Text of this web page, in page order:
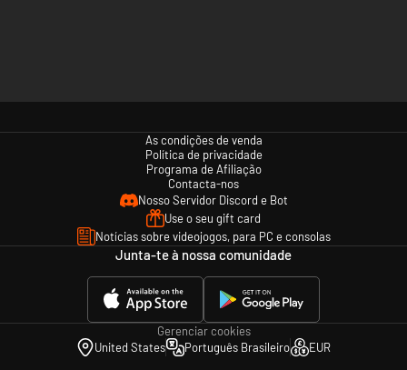
As condições de venda
Política de privacidade
Programa de Afiliação
Contacta-nos
Nosso Servidor Discord e Bot
Use o seu gift card
Notícias sobre videojogos, para PC e consolas
Junta-te à nossa comunidade
Gerenciar cookies
United States
Português Brasileiro EUR